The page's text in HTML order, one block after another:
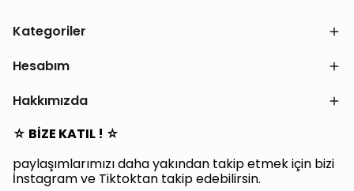
Kategoriler
Hesabım
Hakkımızda
☆ BİZE KATIL ! ☆
paylaşımlarımızı daha yakından takip etmek için bizi
İnstagram ve Tiktoktan takip edebilirsin.